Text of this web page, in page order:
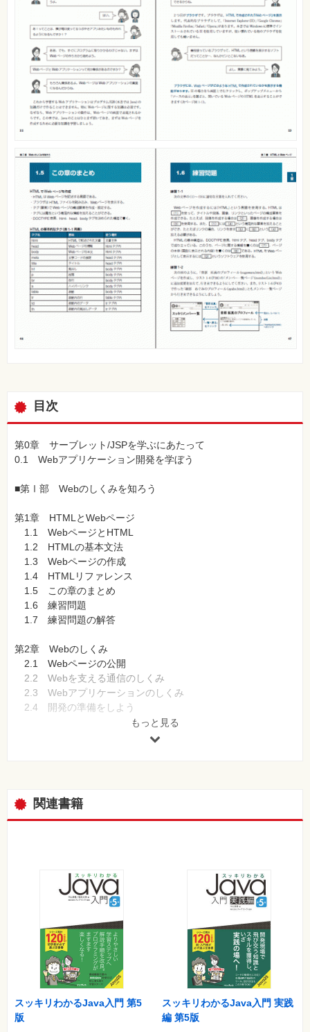
目次
第0章 サーブレット/JSPを学ぶにあたって
0.1 Webアプリケーション開発を学ぼう
■第Ⅰ部 Webのしくみを知ろう
第1章 HTMLとWebページ
1.1 WebページとHTML
1.2 HTMLの基本文法
1.3 Webページの作成
1.4 HTMLリファレンス
1.5 この章のまとめ
1.6 練習問題
1.7 練習問題の解答
第2章 Webのしくみ
2.1 Webページの公開
2.2 Webを支える通信のしくみ
2.3 Webアプリケーションのしくみ
2.4 開発の準備をしよう
2.5 開発環境を体験する
■第Ⅱ部開発の基礎を身に付けよう
第3章 サーブレットの基礎
3.4 サーブレットの注意事項
3.5 この章のまとめ
3.7 練習問題の解答
第4章 JSPの基本
4.1 JSPの基本
4.2 JSPの構成要素
4.3 JSPファイルの実行方法
4.4 JSPファイルを作成して実行する
もっと見る
関連書籍
スッキリわかるJava入門 第5
版
スッキリわかるJava入門 実践
編 第5版